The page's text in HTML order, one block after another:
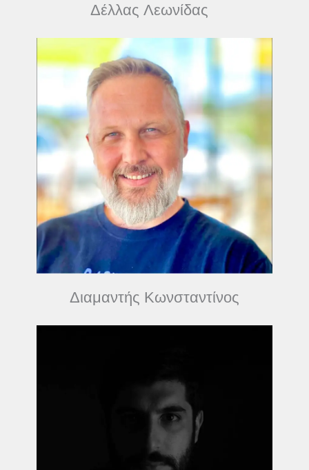
Δέλλας Λεωνίδας
Διαμαντής Κωνσταντίνος